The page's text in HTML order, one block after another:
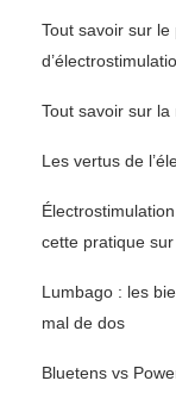
Tout savoir sur
Tout savoir sur
Les vertus de
cette pratique
Lumbago : les
mal de dos
Bluetens vs